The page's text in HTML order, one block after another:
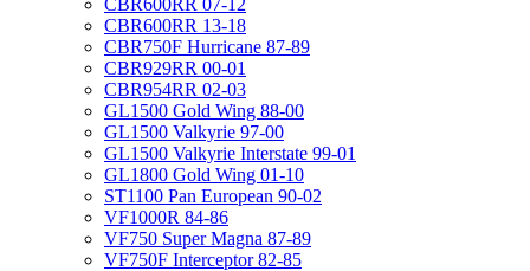
CBR600RR 07-12
CBR600RR 13-18
CBR750F Hurricane 87-89
CBR929RR 00-01
CBR954RR 02-03
GL1500 Gold Wing 88-00
GL1500 Valkyrie 97-00
GL1500 Valkyrie Interstate 99-01
GL1800 Gold Wing 01-10
ST1100 Pan European 90-02
VF1000R 84-86
VF750 Super Magna 87-89
VF750F Interceptor 82-85